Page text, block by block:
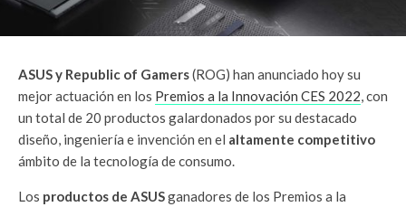
ASUS y Republic of Gamers(ROG) han anunciado hoy su
mejor actuación en los Premios a la Innovación CES 2022 , con
un total de 20 productos galardonados por su destacado
diseño, ingeniería e invención en el altamente competitivo
ámbito de la tecnología de consumo.
Los productos de ASUSganadores de los Premios a la